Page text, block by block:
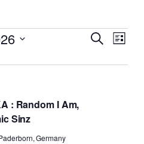
SucheListe
: Random I Am,
Sinz
Germany